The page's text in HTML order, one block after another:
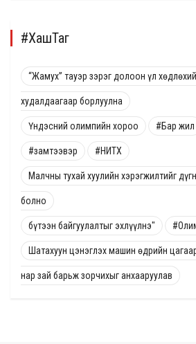
#ХашТаг
“Жамух” тауэр зэрэг долоон үл
худалдаагаар борлуулна
Үндэсний олимпийн хороо #Бар жил
#замтээвэр #НИТХ
Малчны тухай хуулийн хэрэгжилтийг
болно
бүтээн байгуулалтыг эхлүүлнэ"
Шатахуун цэнэглэх машин өдрийн
нар зай барьж зорчихыг анхааруулав